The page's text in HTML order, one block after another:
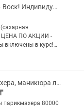
Курс Шугаринг - Воск! Индивидуально
можно
Курсы парикмахера, маникюра ламинирования бровей и ресниц, шугаринга
парикмахера 80000